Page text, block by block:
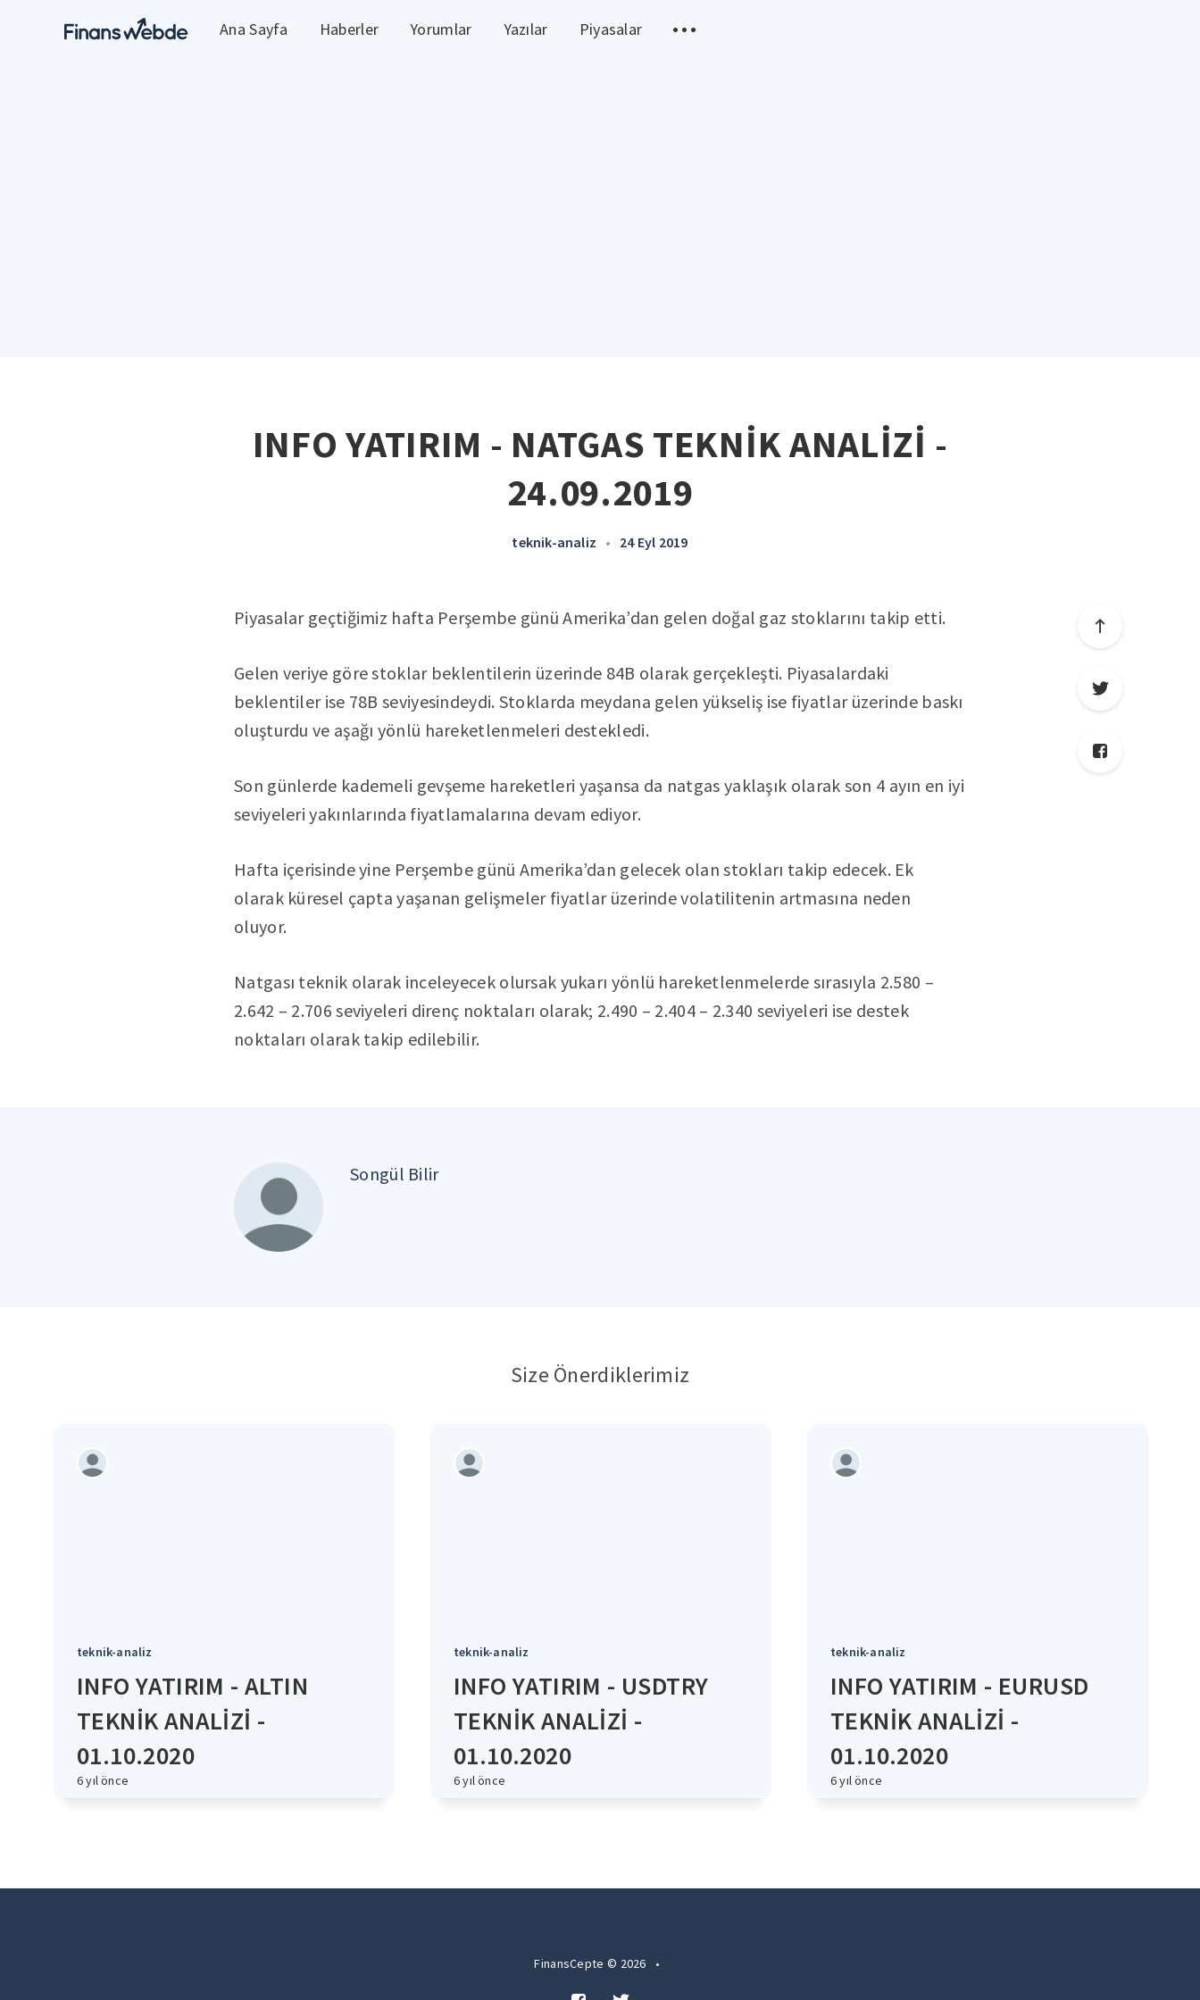
Ana Sayfa Haberler Yorumlar Yazılar Piyasalar
INFO YATIRIM - NATGAS TEKNİK ANALİZİ -
24.09.2019
teknik-analiz • 24 Eyl 2019
Piyasalar geçtiğimiz hafta Perşembe günü Amerika’dan gelen doğal gaz stoklarını takip etti.
Gelen veriye göre stoklar beklentilerin üzerinde 84B olarak gerçekleşti. Piyasalardaki
beklentiler ise 78B seviyesindeydi. Stoklarda meydana gelen yükseliş ise fiyatlar üzerinde baskı
oluşturdu ve aşağı yönlü hareketlenmeleri destekledi.
Son günlerde kademeli gevşeme hareketleri yaşansa da natgas yaklaşık olarak son 4 ayın en iyi
seviyeleri yakınlarında fiyatlamalarına devam ediyor.
Hafta içerisinde yine Perşembe günü Amerika’dan gelecek olan stokları takip edecek. Ek
olarak küresel çapta yaşanan gelişmeler fiyatlar üzerinde volatilitenin artmasına neden
oluyor.
Natgası teknik olarak inceleyecek olursak yukarı yönlü hareketlenmelerde sırasıyla 2.580 –
2.642 – 2.706 seviyeleri direnç noktaları olarak; 2.490 – 2.404 – 2.340 seviyeleri ise destek
noktaları olarak takip edilebilir.
Songül Bilir
Size Önerdiklerimiz
teknik-analiz
INFO YATIRIM - ALTIN
TEKNİK ANALİZİ -
01.10.2020
6 yıl önce
teknik-analiz
INFO YATIRIM - USDTRY
TEKNİK ANALİZİ -
01.10.2020
6 yıl önce
teknik-analiz
INFO YATIRIM - EURUSD
TEKNİK ANALİZİ -
01.10.2020
6 yıl önce
FinansCepte © 2026 •